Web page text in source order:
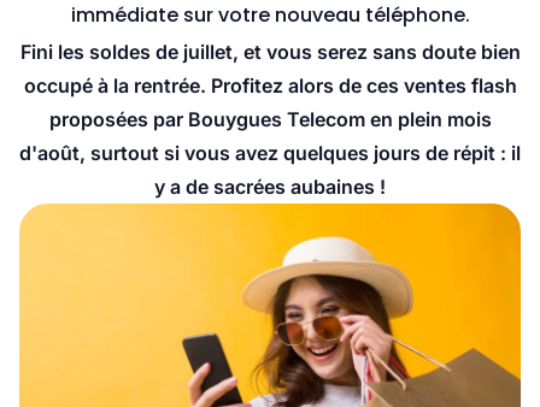
immédiate sur votre nouveau téléphone.
Fini les soldes de juillet, et vous serez sans doute bien
occupé à la rentrée. Profitez alors de ces ventes flash
proposées par Bouygues Telecom en plein mois
d'août, surtout si vous avez quelques jours de répit : il
y a de sacrées aubaines !